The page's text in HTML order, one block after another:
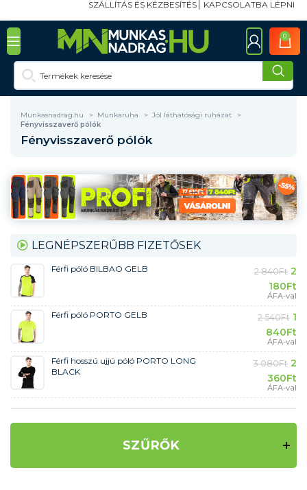
SZÁLLÍTÁS ÉS KÉZBESÍTÉS KAPCSOLATBA LÉPNI
0
Munkasnadrag.hu Munkaruha
Jól láthatósági ruházat
Fényvisszaverő pólók
Fényvisszaverő pólók
LEGNÉPSZERŰBB FIZETŐSEK
Férfi póló BILBAO GELB 2 840Ft 2
180Ft
ÁFA-val
Férfi póló PORTO GELB 2 540Ft 1
840Ft
ÁFA-val
Férfi hosszú ujjú póló PORTO LONG
BLACK
3 080Ft 2
360Ft
ÁFA-val
SZŰRŐK